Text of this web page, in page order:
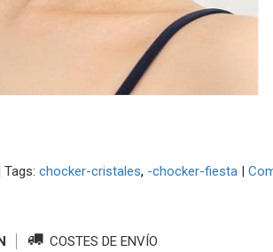
Tags: chocker-cristales -chocker-fiesta |
COSTES DE ENVÍO